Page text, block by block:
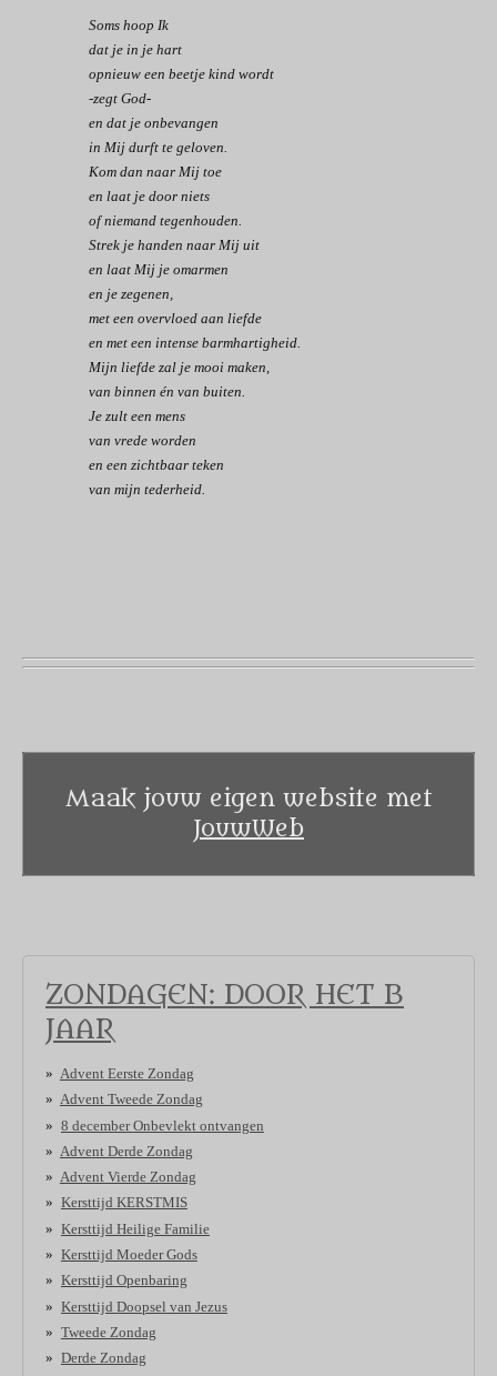
Soms hoop Ik
dat je in je hart
opnieuw een beetje kind wordt
-zegt God-
en dat je onbevangen
in Mij durft te geloven.
Kom dan naar Mij toe
en laat je door niets
of niemand tegenhouden.
Strek je handen naar Mij uit
en laat Mij je omarmen
en je zegenen,
met een overvloed aan liefde
en met een intense barmhartigheid.
Mijn liefde zal je mooi maken,
van binnen én van buiten.
Je zult een mens
van vrede worden
en een zichtbaar teken
van mijn tederheid.
Maak jouw eigen website met
JouwWeb
ZONDAGEN: DOOR HET B
JAAR
Advent Eerste Zondag
Advent Tweede Zondag
8 december Onbevlekt ontvangen
Advent Derde Zondag
Advent Vierde Zondag
Kersttijd KERSTMIS
Kersttijd Heilige Familie
Kersttijd Moeder Gods
Kersttijd Openbaring
Kersttijd Doopsel van Jezus
Tweede Zondag
Derde Zondag